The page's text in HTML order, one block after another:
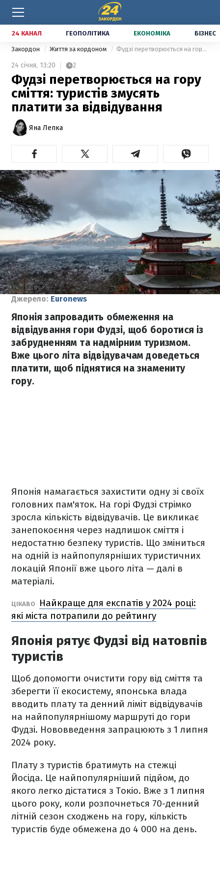
24 КАНАЛ ГЕОПОЛІТИКА ЕКОНОМІКА БІЗНЕС
Закордон Життя за кордоном Фудзі перетворюється на гору сміття: туристів змусять платити за відвідування
24 січня, 13:20 2
Фудзі перетворюється на гору
сміття: туристів змусять
платити за відвідування
Яна Лепка
Джерело: Euronews
Японія запровадить обмеження на
відвідування гори Фудзі, щоб боротися із
забрудненням та надмірним туризмом.
Вже цього літа відвідувачам доведеться
платити, щоб піднятися на знамениту
гору.
Японія намагається захистити одну зі своїх
головних пам'яток. На горі Фудзі стрімко
зросла кількість відвідувачів. Це викликає
занепокоєння через надлишок сміття і
недостатню безпеку туристів. Що зміниться
на одній із найпопулярніших туристичних
локацій Японії вже цього літа — далі в
матеріалі.
ЦІКАВО
Найкраще для експатів у 2024 році:
які міста потрапили до рейтингу
Японія рятує Фудзі від натовпів
туристів
Щоб допомогти очистити гору від сміття та
зберегти її екосистему, японська влада
вводить плату та денний ліміт відвідувачів
на найпопулярнішому маршруті до гори
Фудзі. Нововведення запрацюють з 1 липня
2024 року.
Плату з туристів братимуть на стежці
Йосіда. Це найпопулярніший підйом, до
якого легко дістатися з Токіо. Вже з 1 липня
цього року, коли розпочнеться 70-денний
літній сезон сходжень на гору, кількість
туристів буде обмежена до 4 000 на день.